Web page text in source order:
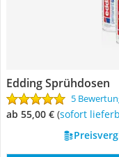
Edding Sprühdosen
5
ab 55,00 € ( Sofort